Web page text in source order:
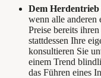
Dem Herdentrieb
wenn alle anderen
Preise bereits
stattdessen Ihre
konsultieren Sie
einem Trend
das Führen eines